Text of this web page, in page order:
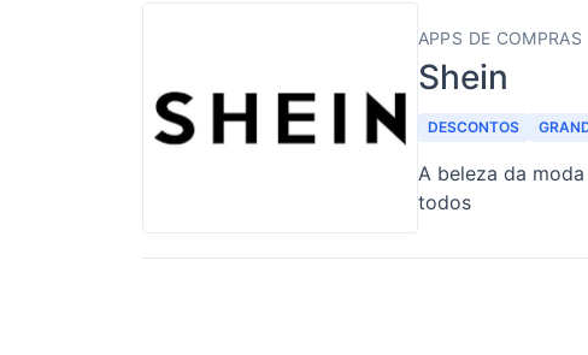
APPS DE COMPRAS
Shein
DESCONTOS
A beleza da
todos